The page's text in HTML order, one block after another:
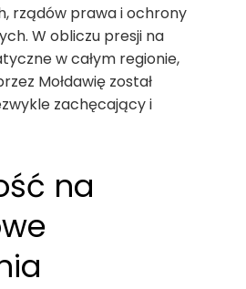
rządów prawa i ochrony
W obliczu presji na
w całym regionie,
Mołdawię został
zachęcający i
na